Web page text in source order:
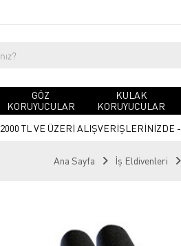
GÖZ
KORUYUCULAR
KULAK
KORUYUCULAR
2000 TL VE ÜZERİ ALIŞVERİŞLERİNİZDE -
Ana Sayfa İş Eldivenleri